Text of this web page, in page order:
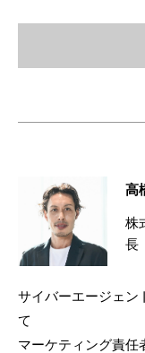
高
株
長
サイバーエージェン
て
マーケティング責任